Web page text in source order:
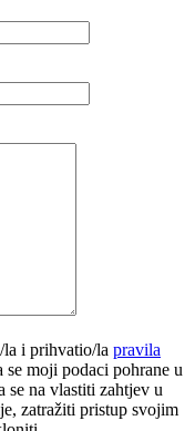
la i prihvatio/la pravila
se moji podaci pohrane u
se na vlastiti zahtjev u
zatražiti pristup svojim